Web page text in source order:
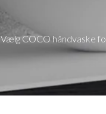
Vælg COCO håndvaske